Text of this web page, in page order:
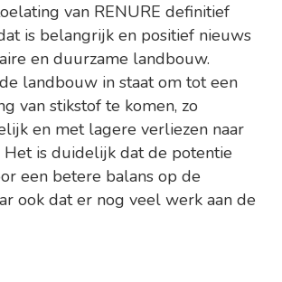
van RENURE definitief
is belangrijk en positief nieuws
en duurzame landbouw.
landbouw in staat om tot een
van stikstof te komen, zo
en met lagere verliezen naar
is duidelijk dat de potentie
een betere balans op de
ook dat er nog veel werk aan de